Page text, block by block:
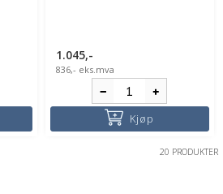
1.045,-
836,- eks.mva
Kjøp
20 PRODUKTER